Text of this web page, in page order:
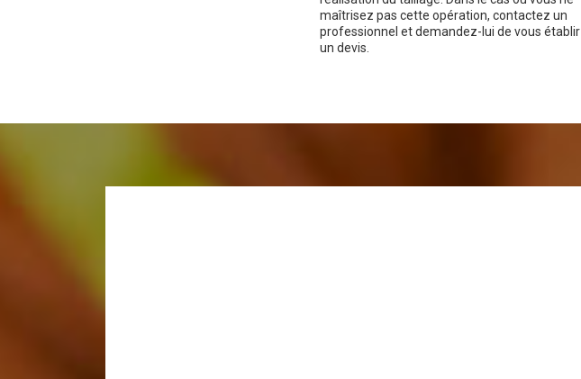
maîtrisez pas cette opération, contactez un
professionnel et demandez-lui de vous établir
un devis.